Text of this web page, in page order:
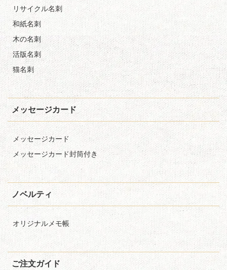
リサイクル名刺
和紙名刺
木の名刺
活版名刺
猫名刺
メッセージカード
メッセージカード
メッセージカード封筒付き
ノベルティ
オリジナルメモ帳
ご注文ガイド